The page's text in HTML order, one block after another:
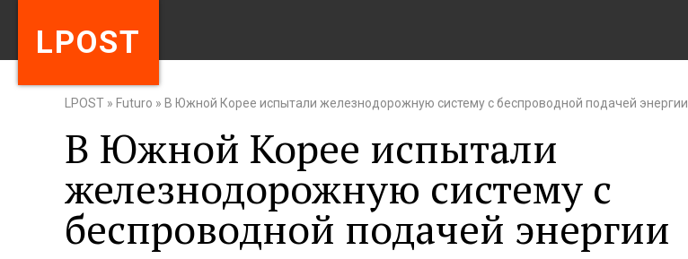
LPOST
LPOST » Futuro » В Южной Корее испытали железнодорожную систему с беспроводной подачей энергии
В Южной Корее испытали
железнодорожную систему с
беспроводной подачей энергии